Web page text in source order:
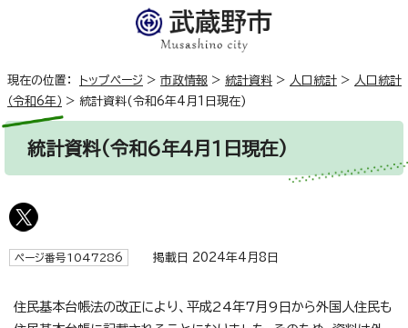
現在の位置： トップページ > 市政情報 > 統計資料 > 人口統計 > 人口統計
（令和6年） > 統計資料(令和6年4月1日現在)
統計資料(令和6年4月1日現在)
ページ番号1047286 掲載日 2024年4月8日
住民基本台帳法の改正により、平成24年7月9日から外国人住民も